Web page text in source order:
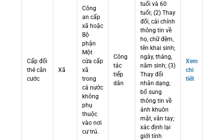
Cấp đổi
thẻ căn
cước
Xã
Công
an cấp
xã hoặc
Bộ
phận
Một
cửa cấp
xã
trong
cả nước
không
phụ
thuộc
vào nơi
cư trú.
Công
tác
tiếp
dân
tuổi và 60
tuổi; (2) Thay
đổi, cải chính
thông tin về
họ, chữ đệm,
tên khai sinh;
ngày, tháng,
năm sinh; (3)
Thay đổi
nhân dạng;
bổ sung
thông tin về
ảnh khuôn
mặt, vân tay;
xác định lại
giới tính
Xem
chi
tiết